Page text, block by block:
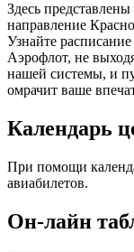
Здесь
направление
Узнайте
Аэрофлот, не
нашей системы, и
омрачит ваше
Календарь
При помощи
авиабилетов.
Он-лайн